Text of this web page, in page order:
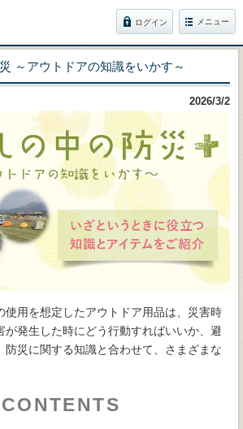
ログイン メニュー
～アウトドアの知識をいかす～
2026/3/2
使用を想定したアウトドア用品は、災害時
が発生した時にどう行動すればいいか、避
防災に関する知識と合わせて、さまざまな
CONTENTS